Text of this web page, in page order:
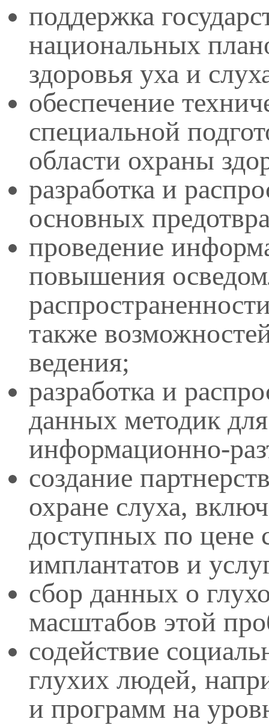
поддержка
национальных
здоровья уха и
обеспечение
специальной
области охраны
разработка и
основных
проведение
повышения
также
ведения;
разработка и
данных методик
информационно-
создание
охране слуха,
доступных по цене
имплантатов и
сбор данных о
масштабов этой
содействие
глухих людей,
и программ на